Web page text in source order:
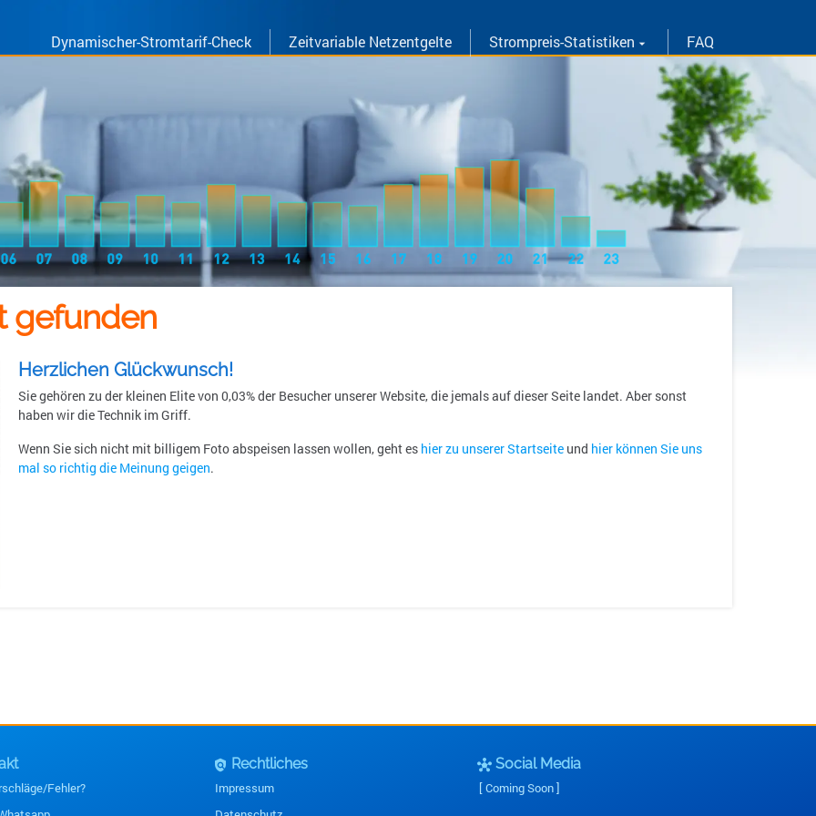
Dynamischer-Stromtarif-Check Zeitvariable Netzentgelte Strompreis-Statistiken arrow_drop_down FAQ
gefunden
Herzlichen Glückwunsch!
Sie gehören zu der kleinen Elite von 0,03% der Besucher unserer Website, die jemals auf dieser Seite landet. Aber sonst
haben wir die Technik im Griff.
Wenn Sie sich nicht mit billigem Foto abspeisen lassen wollen, geht es hier zu unserer Startseite und hier können Sie uns
mal so richtig die Meinung geigen.
Fehler?
policy Rechtliches
Impressum
hub Social Media
[ Coming Soon ]